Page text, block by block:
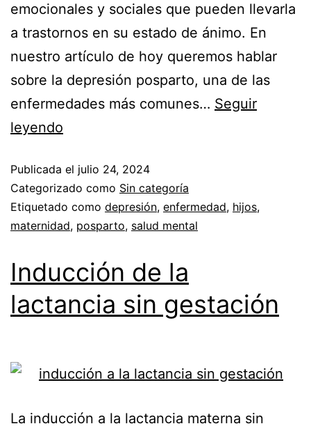
emocionales y sociales que pueden llevarla
a trastornos en su estado de ánimo. En
nuestro artículo de hoy queremos hablar
sobre la depresión posparto, una de las
enfermedades más comunes… Seguir
leyendo
Publicada el julio 24, 2024
Categorizado como Sin categoría
Etiquetado como depresión, enfermedad, hijos,
maternidad, posparto, salud mental
Inducción de la
lactancia sin gestación
La inducción a la lactancia materna sin